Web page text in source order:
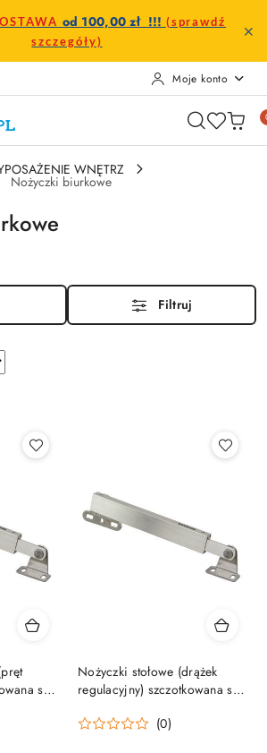
głównej
konto
głównegood 100,00 zł !!! (sprawdź
szczegóły)
Moje konto
WNĘTRZ
Nożyczki biurkowe
Filtruj
stal
Nożyczki stołowe (drążek
regulacyjny) szczotkowana stal
(0)